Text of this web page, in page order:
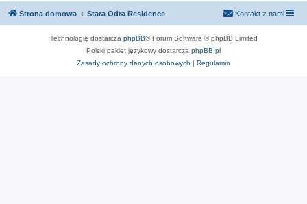
Strona domowa Stara Odra Residence Kontakt z nami
Technologię dostarcza phpBB® Forum Software © phpBB Limited
Polski pakiet językowy dostarcza phpBB.pl
Zasady ochrony danych osobowych | Regulamin